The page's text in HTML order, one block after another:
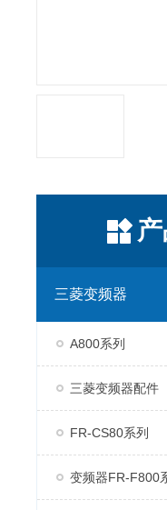
三菱变频器
A800系列
三菱变频器配件
FR-CS80系列
变频器FR-F800